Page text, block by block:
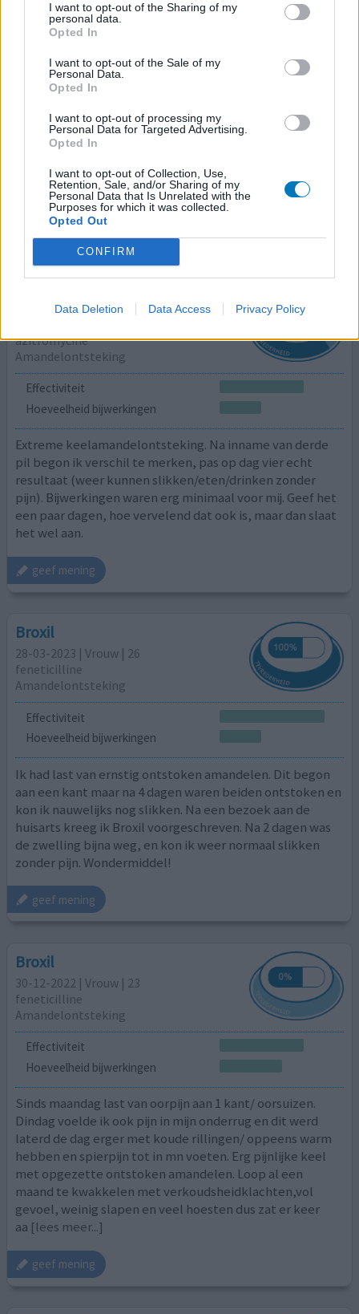
I want to opt-out of the Sharing of my
personal data.
Opted In
I want to opt-out of the Sale of my
Personal Data.
Opted In
I want to opt-out of processing my
Personal Data for Targeted Advertising.
Opted In
I want to opt-out of Collection, Use,
Retention, Sale, and/or Sharing of my
Personal Data that Is Unrelated with the
Purposes for which it was collected.
Opted Out
CONFIRM
Data Deletion Data Access Privacy Policy
Broxil
feneticilline
Amandelontsteking
Effectiviteit
Hoeveelheid bijwerkingen
Door amandelontsteking broxil gekregen. Werkte prima
en geen last gehad van bijwerkingen. Alleen soms lastig
dat het op nuchtere maag moet.
geef mening
Azitromycine
azitromycine
Amandelontsteking
Effectiviteit
Hoeveelheid bijwerkingen
Extreme keelamandelontsteking. Na inname van derde
pil begon ik verschil te merken, pas op dag vier echt
resultaat (weer kunnen slikken/eten/drinken zonder
pijn). Bijwerkingen waren erg minimaal voor mij. Geef het
een paar dagen, hoe vervelend dat ook is, maar dan slaat
het wel aan.
geef mening
Broxil
28-03-2023 | Vrouw | 26
feneticilline
Amandelontsteking
Effectiviteit
Hoeveelheid bijwerkingen
Ik had last van ernstig ontstoken amandelen. Dit begon
aan een kant maar na 4 dagen waren beiden ontstoken en
kon ik nauwelijks nog slikken. Na een bezoek aan de
huisarts kreeg ik Broxil voorgeschreven. Na 2 dagen was
de zwelling bijna weg, en kon ik weer normaal slikken
zonder pijn. Wondermiddel!
geef mening
Broxil
30-12-2022 | Vrouw | 23
feneticilline
Amandelontsteking
Effectiviteit
Hoeveelheid bijwerkingen
Sinds maandag last van oorpijn aan 1 kant/ oorsuizen.
Dindag voelde ik ook pijn in mijn onderrug en dit werd
laterd de dag erger met koude rillingen/ oppeens warm
hebben en spierpijn tot in mn voeten. Erg pijnlijke keel
met opgezette ontstoken amandelen. Loop al een
maand te kwakkelen met verkoudsheidklachten,vol
gevoel, weinig slapen en veel hoesten dus zat er keer
aa [lees meer...]
geef mening